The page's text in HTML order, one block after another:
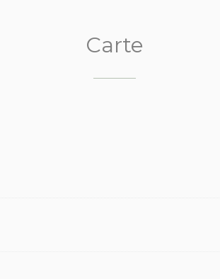
Carte